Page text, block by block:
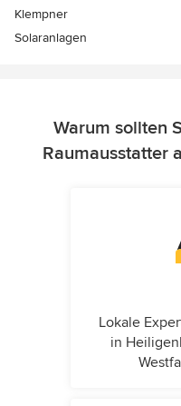
Klempner
Solaranlagen
Warum sollten
Raumausstatter
Lokale
in